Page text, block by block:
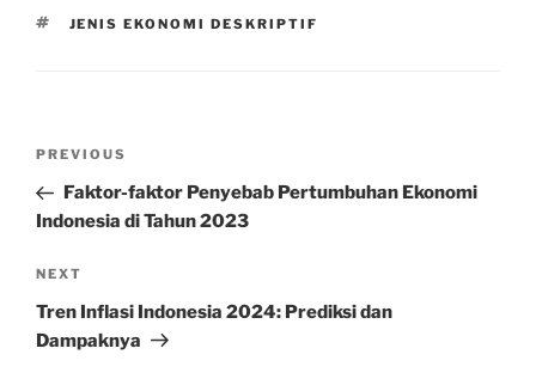
TAGS
JENIS EKONOMI DESKRIPTIF
Previous
Post
PREVIOUS
Faktor-faktor Penyebab Pertumbuhan Ekonomi
Indonesia di Tahun 2023
Next
Post
NEXT
Tren Inflasi Indonesia 2024: Prediksi dan
Dampaknya